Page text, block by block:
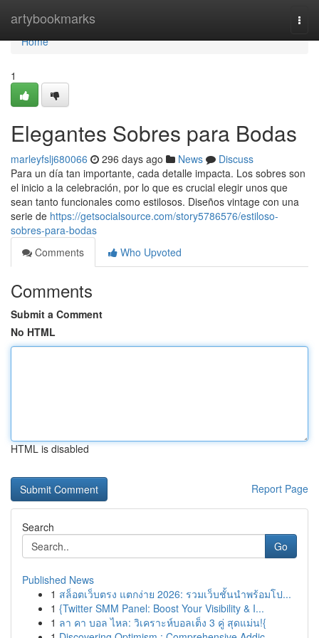
artybookmarks
Home
Home
1
Elegantes Sobres para Bodas
marleyfslj680066 296 days ago News
Discuss
Para un día tan importante, cada detalle impacta. Los sobres son
el inicio a la celebración, por lo que es crucial elegir unos que
sean tanto funcionales como estilosos. Diseños vintage con una
serie de https://getsocialsource.com/story5786576/estiloso-
sobres-para-bodas
Comments
Who Upvoted
Comments
Submit a Comment
No HTML
HTML is disabled
Report Page
Search
Go
Published News
1 สล็อตเว็บตรง แตกง่าย 2026: รวมเว็บชั้นนำพร้อมโป...
1 {Twitter SMM Panel: Boost Your Visibility & I...
1 ลา คา บอล ไหล: วิเคราะห์บอลเต็ง 3 คู่ สุดแม่น!{